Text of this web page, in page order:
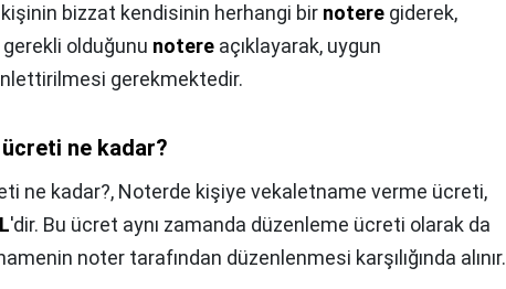
bizzat kendisinin herhangi bir notere giderek,
olduğunu notere açıklayarak, uygun
gerekmektedir.
ne kadar?
ne kadar?, Noterde kişiye vekaletname verme ücreti,
'dir. Bu ücret aynı zamanda düzenleme ücreti olarak da
noter tarafından düzenlenmesi karşılığında alınır.